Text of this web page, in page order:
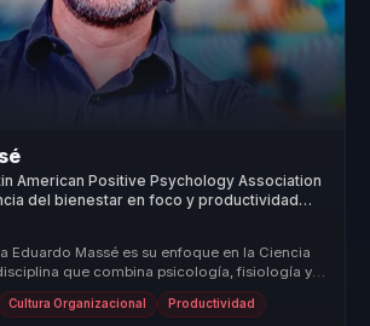
American Positive Psychology Association
del bienestar en foco y productividad
Eduardo Massé es su enfoque en la Ciencia
que combina psicología, fisiología y
Cultura Organizacional Productividad